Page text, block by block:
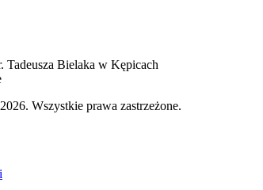
Tadeusza Bielaka w Kępicach
Wszystkie prawa zastrzeżone.